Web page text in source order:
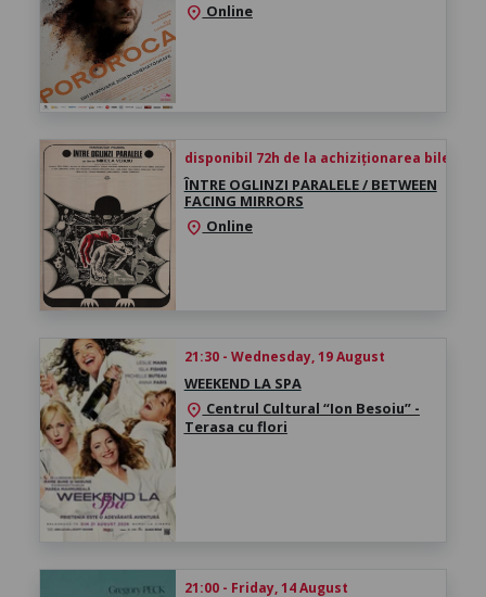
location_on Online
disponibil 72h de la achiziționarea biletului
ÎNTRE OGLINZI PARALELE / BETWEEN
FACING MIRRORS
location_on Online
21:30 - Wednesday, 19 August
WEEKEND LA SPA
location_on Centrul Cultural “Ion Besoiu” -
Terasa cu flori
21:00 - Friday, 14 August